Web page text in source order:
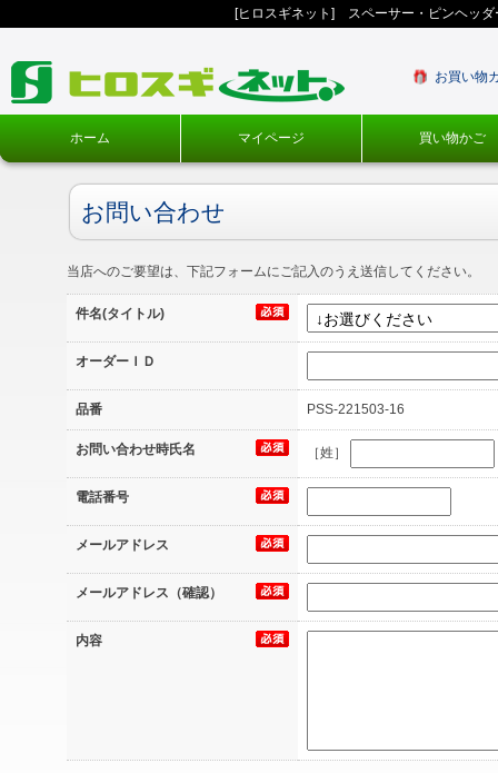
[ヒロスギネット] スペーサー・ピンヘッ
お買い物
ホーム マイページ 買い物かご
お問い合わせ
当店へのご要望は、下記フォームにご記入のうえ送信してください。
件名(タイトル)
オーダーＩＤ
品番 PSS-221503-16
お問い合わせ時氏名 ［姓］
電話番号
メールアドレス
メールアドレス（確認）
内容